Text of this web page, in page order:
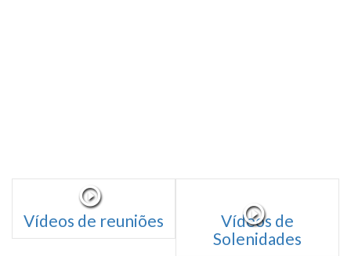
Vídeos de reuniões
Vídeos de
Solenidades